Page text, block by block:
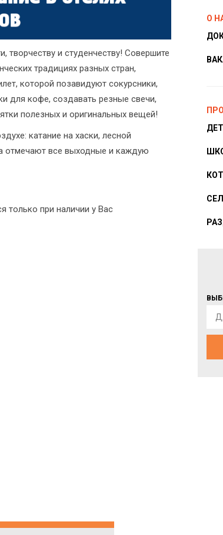
и студенчеству! Совершите
традициях разных стран,
которой позавидуют сокурсники,
для кофе, создавать резные свечи,
полезных и оригинальных вещей!
катание на хаски, лесной
отмечают все выходные и каждую
только при наличии у Вас
О